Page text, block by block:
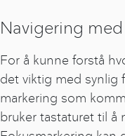
Navigering
For å kunne forstå
det viktig med synlig
markering som
bruker tastaturet til å